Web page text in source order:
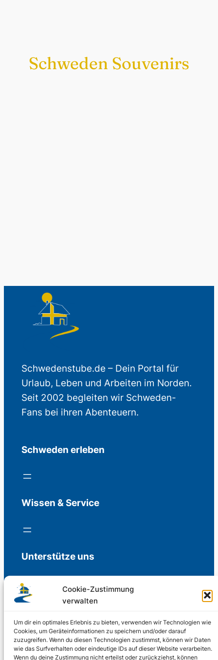
Cookie-Zustimmung
verwalten
Um dir ein optimales Erlebnis zu bieten, verwenden wir Technologien wie
Cookies, um Geräteinformationen zu speichern und/oder darauf
zuzugreifen. Wenn du diesen Technologien zustimmst, können wir Daten
wie das Surfverhalten oder eindeutige IDs auf dieser Website verarbeiten.
Wenn du deine Zustimmung nicht erteilst oder zurückziehst, können
Schweden Souvenirs
Schwedenstube.de – Dein Portal für
Urlaub, Leben und Arbeiten im Norden.
Seit 2002 begleiten wir Schweden-
Fans bei ihren Abenteuern.
Schweden erleben
Wissen & Service
Unterstütze uns
Freiwillige Spenden für die Aufrechterhaltung
Support us